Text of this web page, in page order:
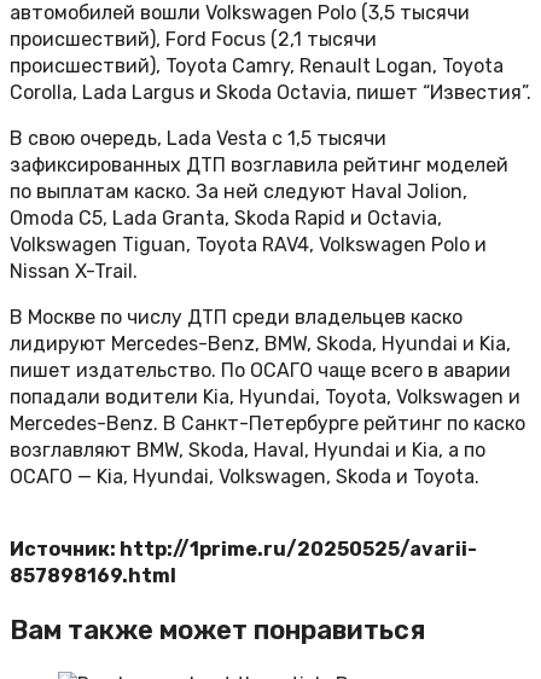
автомобилей вошли Volkswagen Polo (3,5 тысячи
происшествий), Ford Focus (2,1 тысячи
происшествий), Toyota Camry, Renault Logan, Toyota
Corolla, Lada Largus и Skoda Octavia, пишет “Известия”.
В свою очередь, Lada Vesta с 1,5 тысячи
зафиксированных ДТП возглавила рейтинг моделей
по выплатам каско. За ней следуют Haval Jolion,
Omoda C5, Lada Granta, Skoda Rapid и Octavia,
Volkswagen Tiguan, Toyota RAV4, Volkswagen Polo и
Nissan X-Trail.
В Москве по числу ДТП среди владельцев каско
лидируют Mercedes-Benz, BMW, Skoda, Hyundai и Kia,
пишет издательство. По ОСАГО чаще всего в аварии
попадали водители Kia, Hyundai, Toyota, Volkswagen и
Mercedes-Benz. В Санкт-Петербурге рейтинг по каско
возглавляют BMW, Skoda, Haval, Hyundai и Kia, а по
ОСАГО — Kia, Hyundai, Volkswagen, Skoda и Toyota.
Источник: http://1prime.ru/20250525/avarii-
857898169.html
Вам также может понравиться